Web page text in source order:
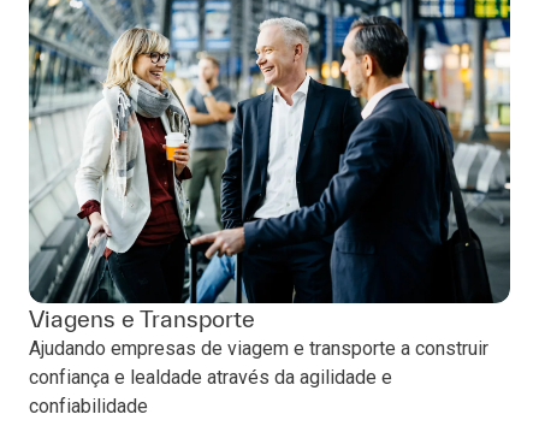
Viagens e Transporte
Ajudando empresas de viagem e transporte a construir
confiança e lealdade através da agilidade e
confiabilidade